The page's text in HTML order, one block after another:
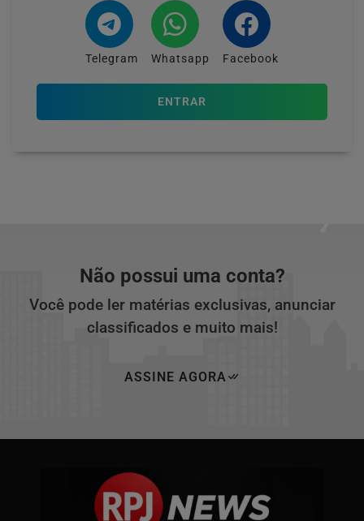
Telegram Whatsapp Facebook
ENTRAR
Não possui uma conta?
Você pode ler matérias exclusivas, anunciar
classificados e muito mais!
ASSINE AGORA